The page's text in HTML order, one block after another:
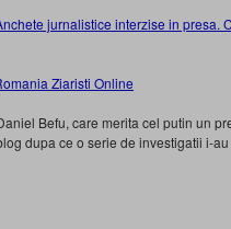
jurnalistice interzise in presa.
Befu, care merita cel putin un
dupa ce o serie de investigatii i-